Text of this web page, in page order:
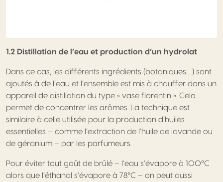
1.2 Distillation de l’eau et production d’un hydrolat
Dans ce cas, les différents ingrédients (botaniques….) sont
ajoutés à de l’eau et l’ensemble est mis à chauffer dans un
appareil de distillation du type « vase florentin ». Cela
permet de concentrer les arômes. La technique est
similaire à celle utilisée pour la production d’huiles
essentielles – comme l’extraction de l’huile de lavande ou
de géranium – par les parfumeurs.
Pour éviter tout goût de brûlé – l’eau s’évapore à 100°C
alors que l’éthanol s’évapore à 78°C – on peut aussi